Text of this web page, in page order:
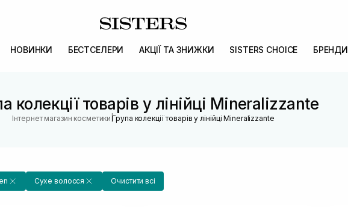
НОВИНКИ БЕСТСЕЛЕРИ АКЦІЇ ТА ЗНИЖКИ SISTERS CHOICE БРЕНДИ
колекції товарів у лінійці Mineralizzante
Інтернет магазин косметики |Група колекції товарів у лінійці Mineralizzante
Сухе волосся Очистити всі